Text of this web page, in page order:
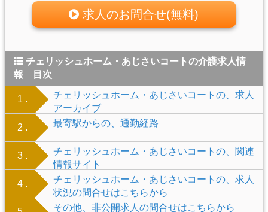
求人のお問合せ(無料)
チェリッシュホーム・あじさいコートの介護求人情
報 目次
1 .
チェリッシュホーム・あじさいコートの、求人
アーカイブ
2 .
最寄駅からの、通勤経路
3 .
チェリッシュホーム・あじさいコートの、関連
情報サイト
4 .
チェリッシュホーム・あじさいコートの、求人
状況の問合せはこちらから
その他、非公開求人の問合せはこちらから